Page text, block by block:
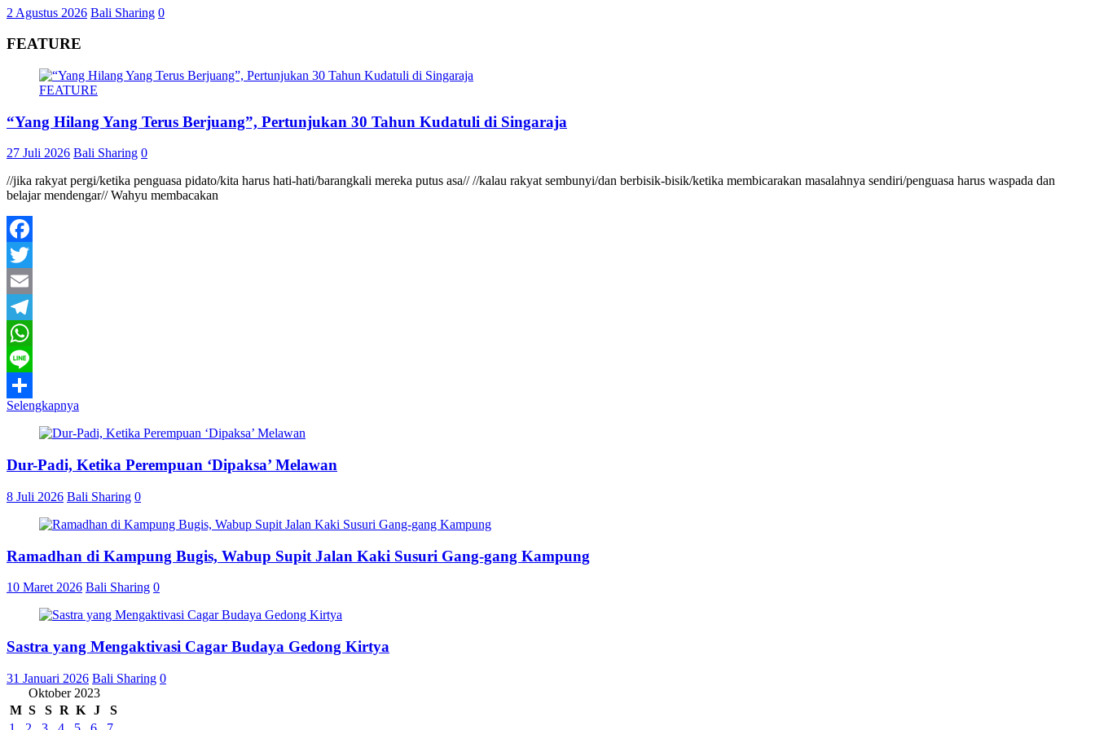
2 Agustus 2026 Bali Sharing 0
FEATURE
FEATURE
“Yang Hilang Yang Terus Berjuang”, Pertunjukan 30 Tahun Kudatuli di Singaraja
27 Juli 2026 Bali Sharing 0
//jika rakyat pergi/ketika penguasa pidato/kita harus hati-hati/barangkali mereka putus asa// //kalau rakyat sembunyi/dan berbisik-bisik/ketika membicarakan masalahnya sendiri/penguasa harus waspada dan
belajar mendengar// Wahyu membacakan
Facebook
Twitter
Email
Telegram
WhatsApp
Line
Share
Selengkapnya
Dur-Padi, Ketika Perempuan ‘Dipaksa’ Melawan
8 Juli 2026 Bali Sharing 0
Ramadhan di Kampung Bugis, Wabup Supit Jalan Kaki Susuri Gang-gang Kampung
10 Maret 2026 Bali Sharing 0
Sastra yang Mengaktivasi Cagar Budaya Gedong Kirtya
31 Januari 2026 Bali Sharing 0
Oktober 2023
M S S R K J
S